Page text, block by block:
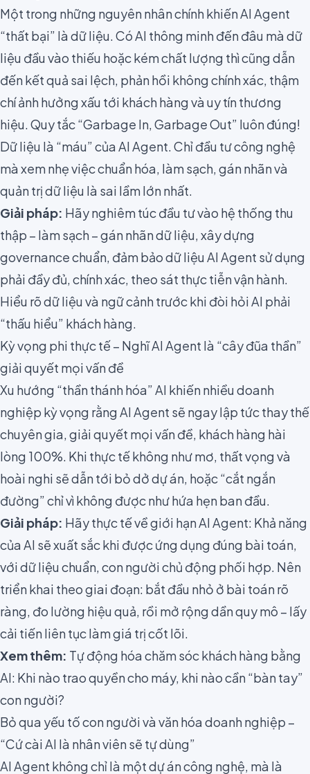
Một trong những nguyên nhân chính khiến AI Agent
“thất bại” là dữ liệu. Có AI thông minh đến đâu mà dữ
liệu đầu vào thiếu hoặc kém chất lượng thì cũng dẫn
đến kết quả sai lệch, phản hồi không chính xác, thậm
chí ảnh hưởng xấu tới khách hàng và uy tín thương
hiệu. Quy tắc “Garbage In, Garbage Out” luôn đúng!
Dữ liệu là “máu” của AI Agent. Chỉ đầu tư công nghệ
mà xem nhẹ việc chuẩn hóa, làm sạch, gán nhãn và
quản trị dữ liệu là sai lầm lớn nhất.
Giải pháp: Hãy nghiêm túc đầu tư vào hệ thống thu
thập – làm sạch – gán nhãn dữ liệu, xây dựng
governance chuẩn, đảm bảo dữ liệu AI Agent sử dụng
phải đầy đủ, chính xác, theo sát thực tiễn vận hành.
Hiểu rõ dữ liệu và ngữ cảnh trước khi đòi hỏi AI phải
“thấu hiểu” khách hàng.
Kỳ vọng phi thực tế – Nghĩ AI Agent là “cây đũa thần”
giải quyết mọi vấn đề
Xu hướng “thần thánh hóa” AI khiến nhiều doanh
nghiệp kỳ vọng rằng AI Agent sẽ ngay lập tức thay thế
chuyên gia, giải quyết mọi vấn đề, khách hàng hài
lòng 100%. Khi thực tế không như mơ, thất vọng và
hoài nghi sẽ dẫn tới bỏ dở dự án, hoặc “cắt ngắn
đường” chỉ vì không được như hứa hẹn ban đầu.
Giải pháp: Hãy thực tế về giới hạn AI Agent: Khả năng
của AI sẽ xuất sắc khi được ứng dụng đúng bài toán,
với dữ liệu chuẩn, con người chủ động phối hợp. Nên
triển khai theo giai đoạn: bắt đầu nhỏ ở bài toán rõ
ràng, đo lường hiệu quả, rồi mở rộng dần quy mô – lấy
cải tiến liên tục làm giá trị cốt lõi.
Xem thêm: Tự động hóa chăm sóc khách hàng bằng
AI: Khi nào trao quyền cho máy, khi nào cần “bàn tay”
con người?
Bỏ qua yếu tố con người và văn hóa doanh nghiệp –
“Cứ cài AI là nhân viên sẽ tự dùng”
AI Agent không chỉ là một dự án công nghệ, mà là